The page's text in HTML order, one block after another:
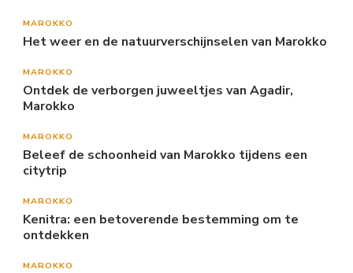
MAROKKO
Het weer en de natuurverschijnselen van Marokko
MAROKKO
Ontdek de verborgen juweeltjes van Agadir,
Marokko
MAROKKO
Beleef de schoonheid van Marokko tijdens een
citytrip
MAROKKO
Kenitra: een betoverende bestemming om te
ontdekken
MAROKKO